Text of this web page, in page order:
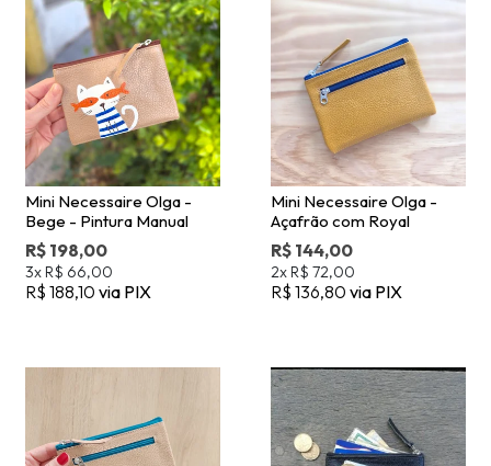
Mini Necessaire Olga -
Bege - Pintura Manual
R$ 198,00
3x R$ 66,00
R$ 188,10 via PIX
Mini Necessaire Olga -
Açafrão com Royal
R$ 144,00
2x R$ 72,00
R$ 136,80 via PIX